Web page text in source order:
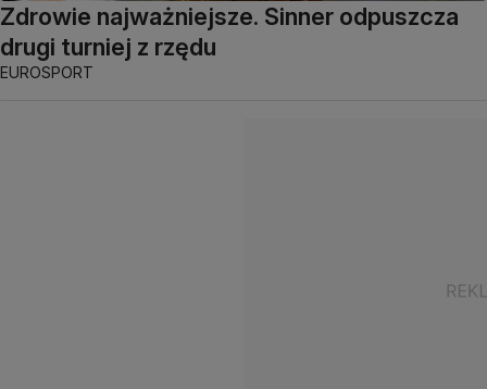
Zdrowie najważniejsze. Sinner odpuszcza
drugi turniej z rzędu
EUROSPORT